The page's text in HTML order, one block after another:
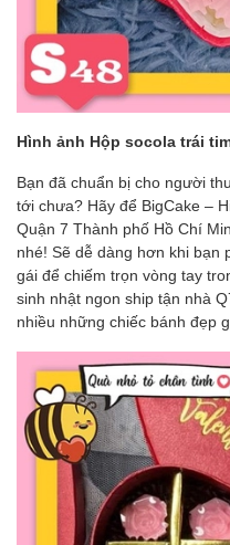
Hình ảnh Hộp socola trái
Bạn đã chuẩn bị cho người
tới chưa? Hãy để BigCake –
Quận 7 Thành phố Hồ Chí
nhé! Sẽ dễ dàng hơn khi bạn
gái để chiếm trọn vòng tay
sinh nhật ngon ship tận nhà
nhiều những chiếc bánh đẹp